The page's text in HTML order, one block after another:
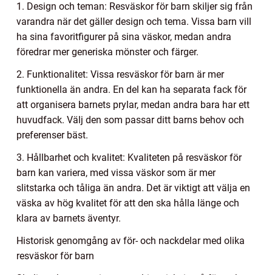
1. Design och teman: Resväskor för barn skiljer sig från
varandra när det gäller design och tema. Vissa barn vill
ha sina favoritfigurer på sina väskor, medan andra
föredrar mer generiska mönster och färger.
2. Funktionalitet: Vissa resväskor för barn är mer
funktionella än andra. En del kan ha separata fack för
att organisera barnets prylar, medan andra bara har ett
huvudfack. Välj den som passar ditt barns behov och
preferenser bäst.
3. Hållbarhet och kvalitet: Kvaliteten på resväskor för
barn kan variera, med vissa väskor som är mer
slitstarka och tåliga än andra. Det är viktigt att välja en
väska av hög kvalitet för att den ska hålla länge och
klara av barnets äventyr.
Historisk genomgång av för- och nackdelar med olika
resväskor för barn